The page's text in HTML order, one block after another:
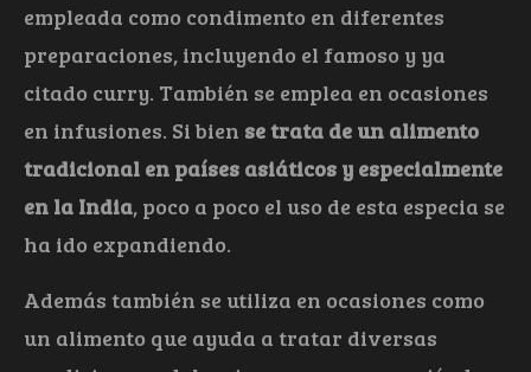
empleada como condimento en diferentes
preparaciones, incluyendo el famoso y ya
citado curry. También se emplea en ocasiones
en infusiones. Si bien se trata de un alimento
tradicional en países asiáticos y especialmente
en la India, poco a poco el uso de esta especia se
ha ido expandiendo.
Además también se utiliza en ocasiones como
un alimento que ayuda a tratar diversas